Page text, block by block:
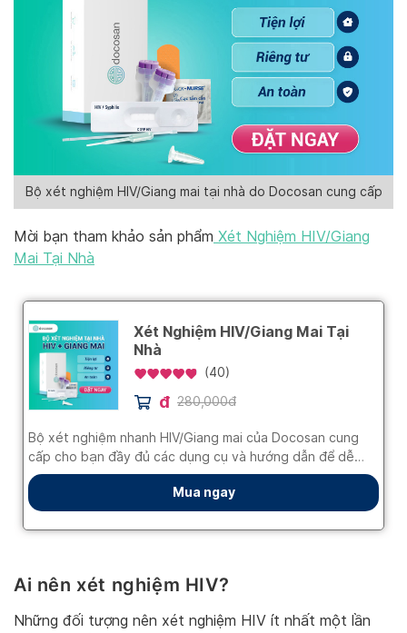
Bộ xét nghiệm HIV/Giang mai tại nhà do Docosan cung cấp
Mời bạn tham khảo sản phẩm Xét Nghiệm HIV/Giang
Mai Tại Nhà
Ai nên xét nghiệm HIV?
Những đối tượng nên xét nghiệm HIV ít nhất một lần